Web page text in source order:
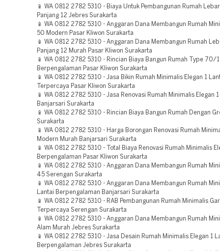
📱 WA 0812 2782 5310 - Biaya Untuk Pembangunan Rumah
Panjang 12 Jebres Surakarta
📱 WA 0812 2782 5310 - Anggaran Dana Membangun Rumah
50 Modern Pasar Kliwon Surakarta
📱 WA 0812 2782 5310 - Anggaran Dana Membangun Rumah
Panjang 12 Murah Pasar Kliwon Surakarta
📱 WA 0812 2782 5310 - Rincian Biaya Bangun Rumah Type 70/
Berpengalaman Pasar Kliwon Surakarta
📱 WA 0812 2782 5310 - Jasa Bikin Rumah Minimalis Elegan 1
Terpercaya Pasar Kliwon Surakarta
📱 WA 0812 2782 5310 - Jasa Renovasi Rumah Minimalis Elegan
Banjarsari Surakarta
📱 WA 0812 2782 5310 - Rincian Biaya Bangun Rumah Dengan
Surakarta
📱 WA 0812 2782 5310 - Harga Borongan Renovasi Rumah
Modern Murah Banjarsari Surakarta
📱 WA 0812 2782 5310 - Total Biaya Renovasi Rumah Minimalis
Berpengalaman Pasar Kliwon Surakarta
📱 WA 0812 2782 5310 - Anggaran Dana Membangun Rumah
45 Serengan Surakarta
📱 WA 0812 2782 5310 - Anggaran Dana Membangun Rumah
Lantai Berpengalaman Banjarsari Surakarta
📱 WA 0812 2782 5310 - RAB Pembangunan Rumah Minimalis
Terpercaya Serengan Surakarta
📱 WA 0812 2782 5310 - Anggaran Dana Membangun Rumah
Alam Murah Jebres Surakarta
📱 WA 0812 2782 5310 - Jasa Desain Rumah Minimalis Elegan 1
Berpengalaman Jebres Surakarta